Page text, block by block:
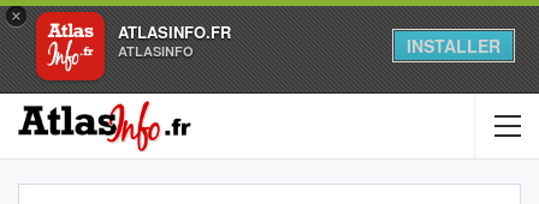
×
ATLASINFO.FR
ATLASINFO INSTALLER